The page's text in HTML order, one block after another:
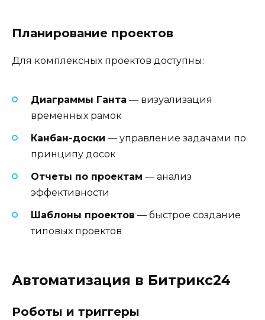
Планирование проектов
Для комплексных проектов доступны:
Диаграммы Ганта — визуализация
временных рамок
Канбан-доски — управление задачами по
принципу досок
Отчеты по проектам — анализ
эффективности
Шаблоны проектов — быстрое создание
типовых проектов
Автоматизация в Битрикс24
Роботы и триггеры